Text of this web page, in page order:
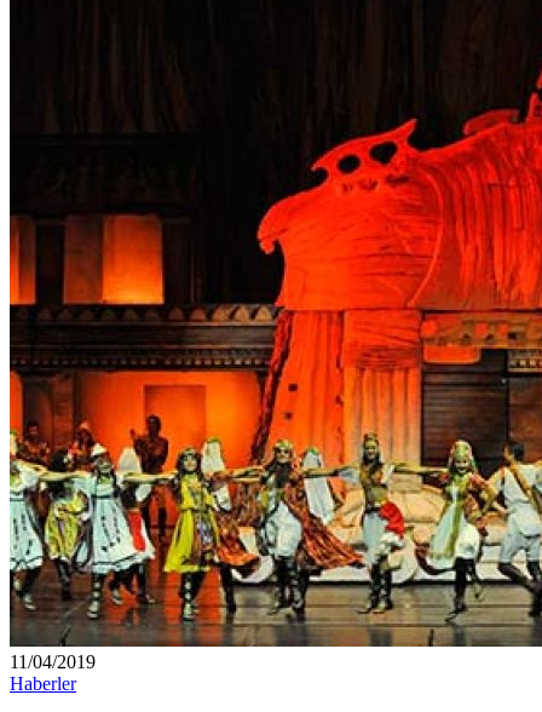
11/04/2019
Haberler